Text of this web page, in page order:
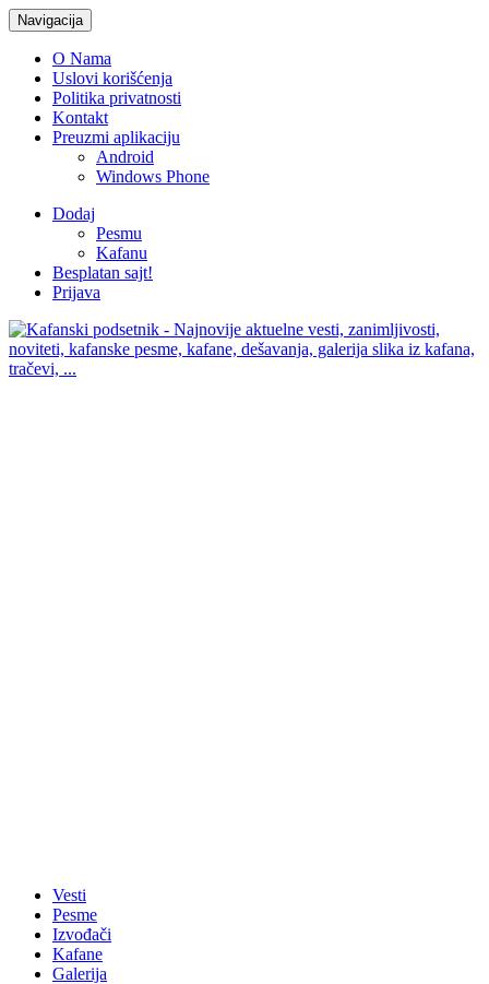
Navigacija
O Nama
Uslovi korišćenja
Politika privatnosti
Kontakt
Preuzmi aplikaciju
Android
Windows Phone
Dodaj
Pesmu
Kafanu
Besplatan sajt!
Prijava
Vesti
Pesme
Izvođači
Kafane
Galerija